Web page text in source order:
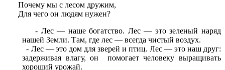
Почему мы с лесом дружим,
Для чего он людям нужен?
- Лес — наше богатство. Лес — это зеленый наряд
нашей Земли. Там, где лес — всегда чистый воздух.
- Лес — это дом для зверей и птиц. Лес — это наш друг:
задерживая влагу, он помогает человеку выращивать
хороший урожай.